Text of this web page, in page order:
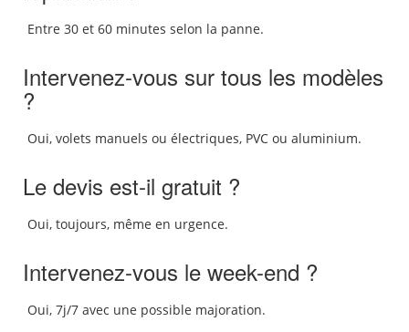
Entre 30 et 60 minutes selon la panne.
Intervenez-vous sur tous les modèles
?
Oui, volets manuels ou électriques, PVC ou aluminium.
Le devis est-il gratuit ?
Oui, toujours, même en urgence.
Intervenez-vous le week-end ?
Oui, 7j/7 avec une possible majoration.